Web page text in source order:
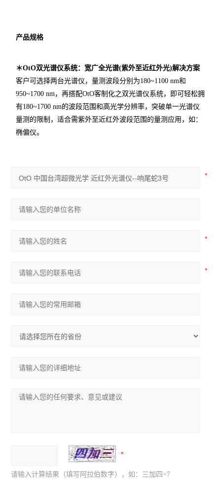
产品规格
＊OtO双光谱仪系统：宽广全光谱(紫外至近红外光)解决方案
客户可选择两台光谱仪，量测波段分别为180~1100 nm和
950~1700 nm，再搭配OtO客制化之双光谱仪系统，即可轻松拥
有180~1700 nm的波段范围和高光学分辨率，突破单一光谱仪
量测的限制，适合需紫外至近红外波段范围的量测应用，如：
椭偏仪。
请输入计算结果（填写阿拉伯数字），如：三加四=7